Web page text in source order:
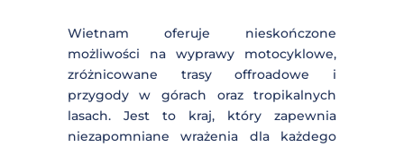
NIEZAPOMNIANYCH
WYPRAW PO
WIETNAMIE
Wietnam oferuje nieskończone